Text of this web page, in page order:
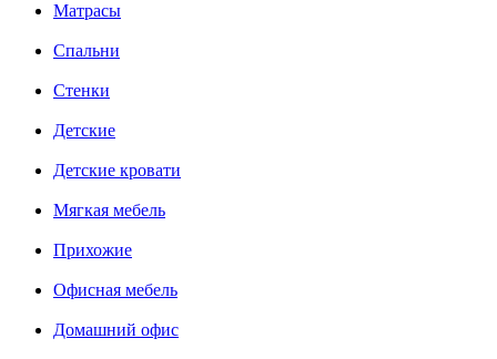
Матрасы
Cпальни
Стенки
Детские
Детские кровати
Мягкая мебель
Прихожие
Офисная мебель
Домашний офис